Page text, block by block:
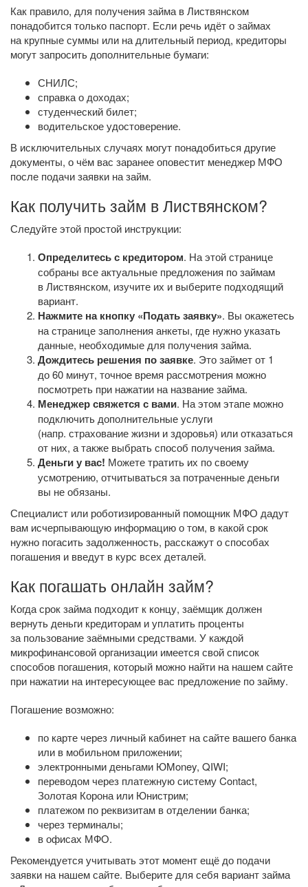
Как правило, для получения займа в Листвянском
понадобится только паспорт. Если речь идёт о займах
на крупные суммы или на длительный период, кредиторы
могут запросить дополнительные бумаги:
СНИЛС;
справка о доходах;
студенческий билет;
водительское удостоверение.
В исключительных случаях могут понадобиться другие
документы, о чём вас заранее оповестит менеджер МФО
после подачи заявки на займ.
Как получить займ в Листвянском?
Следуйте этой простой инструкции:
Определитесь с кредитором. На этой странице
собраны все актуальные предложения по займам
в Листвянском, изучите их и выберите подходящий
вариант.
Нажмите на кнопку «Подать заявку». Вы окажетесь
на странице заполнения анкеты, где нужно указать
данные, необходимые для получения займа.
Дождитесь решения по заявке. Это займет от 1
до 60 минут, точное время рассмотрения можно
посмотреть при нажатии на название займа.
Менеджер свяжется с вами. На этом этапе можно
подключить дополнительные услуги
(напр. страхование жизни и здоровья) или отказаться
от них, а также выбрать способ получения займа.
Деньги у вас! Можете тратить их по своему
усмотрению, отчитываться за потраченные деньги
вы не обязаны.
Специалист или роботизированный помощник МФО дадут
вам исчерпывающую информацию о том, в какой срок
нужно погасить задолженность, расскажут о способах
погашения и введут в курс всех деталей.
Как погашать онлайн займ?
Когда срок займа подходит к концу, заёмщик должен
вернуть деньги кредиторам и уплатить проценты
за пользование заёмными средствами. У каждой
микрофинансовой организации имеется свой список
способов погашения, который можно найти на нашем сайте
при нажатии на интересующее вас предложение по займу.
Погашение возможно:
по карте через личный кабинет на сайте вашего банка
или в мобильном приложении;
электронными деньгами ЮMoney, QIWI;
переводом через платежную систему Contact,
Золотая Корона или Юнистрим;
платежом по реквизитам в отделении банка;
через терминалы;
в офисах МФО.
Рекомендуется учитывать этот момент ещё до подачи
заявки на нашем сайте. Выберите для себя вариант займа